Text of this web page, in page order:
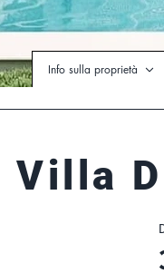
Info sulla proprietà
Villa